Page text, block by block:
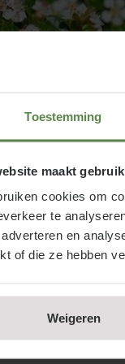
Toestemming
maakt
cookies om
te
en
of die ze hebben
Weigeren
maar dragen